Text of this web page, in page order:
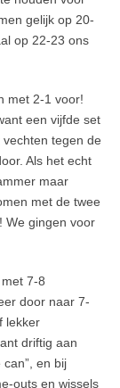
gelijk op 20-
op 22-23 ons
met 2-1 voor!
een vijfde set
tegen de
Als het echt
maar
met de twee
We gingen voor
7-8
door naar 7-
lekker
driftig aan
en bij
outs en wissels